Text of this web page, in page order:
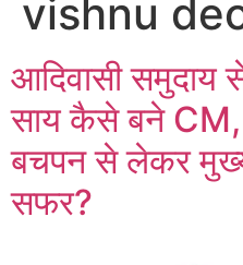
vishnu
आदिवासी समुदाय
साय कैसे बने CM,
बचपन से लेकर
सफर?